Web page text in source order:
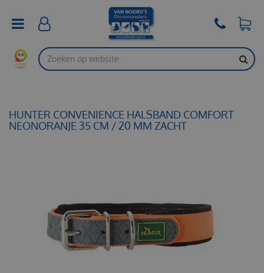
HUNTER CONVENIENCE HALSBAND COMFORT
NEONORANJE 35 CM / 20 MM ZACHT